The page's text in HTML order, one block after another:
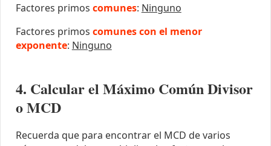
Factores primos comunes: Ninguno
Factores primos comunes con el menor
exponente: Ninguno
4. Calcular el Máximo Común Divisor
o MCD
Recuerda que para encontrar el MCD de varios